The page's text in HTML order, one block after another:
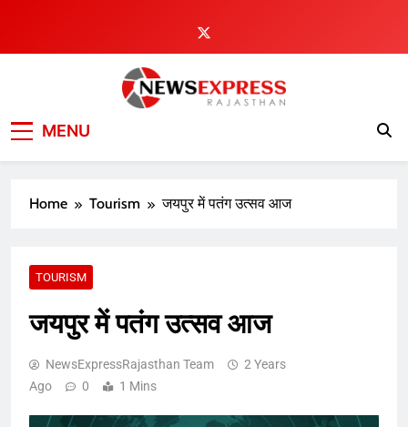
content
MENU
Home Tourism जयपुर में पतंग उत्सव आज
TOURISM
जयपुर में पतंग उत्सव आज
NewsExpressRajasthan Team
2 Years
Ago
0 1 Mins